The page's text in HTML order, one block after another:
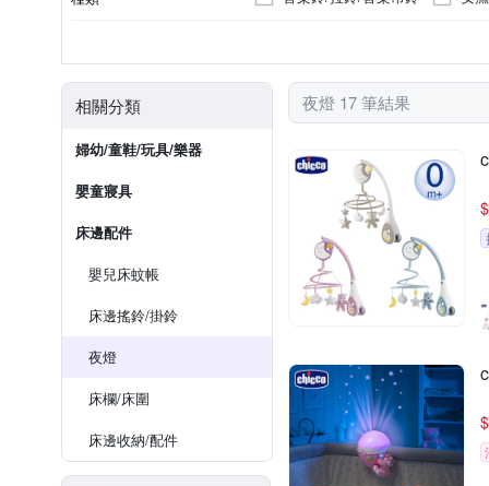
相關分類
婦幼/童鞋/玩具/樂器
嬰童寢具
床邊配件
嬰兒床蚊帳
床邊搖鈴/掛鈴
夜燈
床欄/床圍
床邊收納/配件
夜燈 17 筆結果
$
$